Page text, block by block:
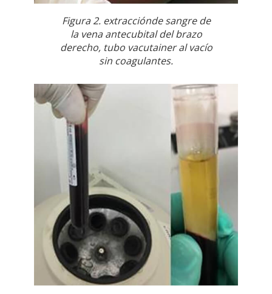
Figura 2. extracciónde sangre de
la vena antecubital del brazo
derecho, tubo vacutainer al vacío
sin coagulantes.